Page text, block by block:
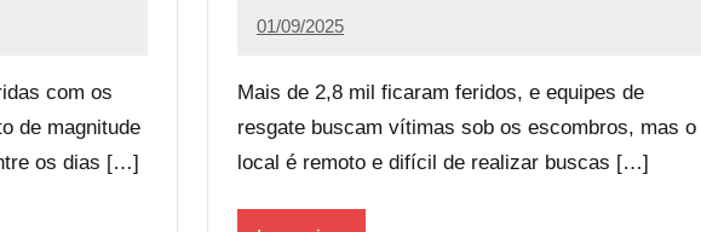
com os
de magnitude
os dias […]
01/09/2025
Calango
1
Mais de 2,8 mil ficaram feridos, e equipes de
resgate buscam vítimas sob os escombros, mas o
local é remoto e difícil de realizar buscas […]